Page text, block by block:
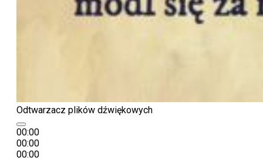
Odtwarzacz plików dźwiękowych
00:00
00:00
00:00